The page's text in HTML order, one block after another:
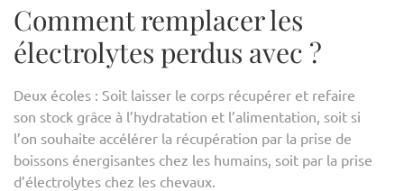
Comment remplacer les
électrolytes perdus avec ?
Deux écoles : Soit laisser le corps récupérer et refaire
son stock grâce à l’hydratation et l’alimentation, soit si
l’on souhaite accélérer la récupération par la prise de
boissons énergisantes chez les humains, soit par la prise
d’électrolytes chez les chevaux.